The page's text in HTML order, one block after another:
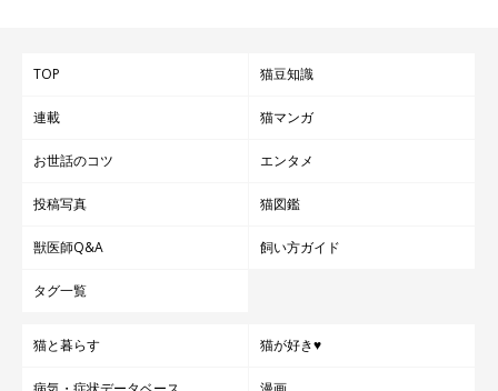
撮影モデルもお手のもの？！
その他、CCOのおシゴトとしては、撮影モデルも大事な役割。
ただ、ブリ丸は自宅とオフィス以外の見知らぬ場所はちょっと苦
のスタジオで撮影してもらった際には、終始ご機嫌ナナメで、ス
タジオにあったカゴにひきこもっていました。
TOP 猫豆知識
連載 猫マンガ
お世話のコツ エンタメ
投稿写真 猫図鑑
獣医師Q&A 飼い方ガイド
タグ一覧
猫と暮らす 猫が好き♥